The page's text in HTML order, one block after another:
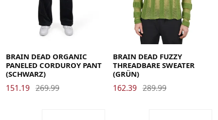
BRAIN DEAD ORGANIC
PANELED CORDUROY PANT
(SCHWARZ)
151.19 269.99
Medium Small X-Large
BRAIN DEAD FUZZY
THREADBARE SWEATER
(GRÜN)
162.39 289.99